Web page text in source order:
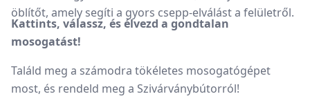
öblítőt, amely segíti a gyors csepp-elválást a felületről.
Kattints, válassz, és élvezd a gondtalan
mosogatást!
Találd meg a számodra tökéletes mosogatógépet
most, és rendeld meg a Szivárványbútorról!